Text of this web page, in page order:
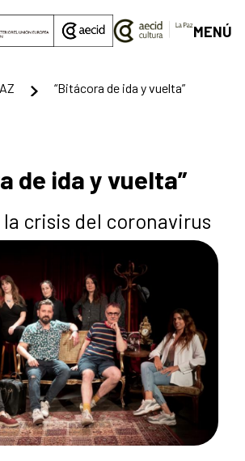
principal
MENÚ
“Bitácora de ida y vuelta”
de ida y vuelta”
la crisis del coronavirus